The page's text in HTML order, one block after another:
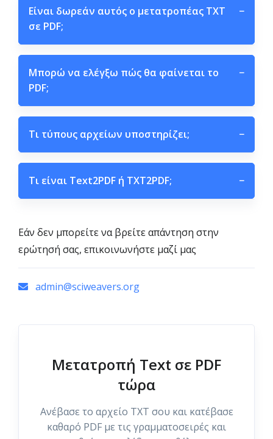
Είναι δωρεάν αυτός ο μετατροπέας TXT
σε PDF;
−
Μπορώ να ελέγξω πώς θα φαίνεται το
PDF;
−
Τι τύπους αρχείων υποστηρίζει; −
Τι είναι Text2PDF ή TXT2PDF; −
Εάν δεν μπορείτε να βρείτε απάντηση στην
ερώτησή σας, επικοινωνήστε μαζί μας
admin@sciweavers.org
Μετατροπή Text σε PDF
τώρα
Ανέβασε το αρχείο TXT σου και κατέβασε
καθαρό PDF με τις γραμματοσειρές και